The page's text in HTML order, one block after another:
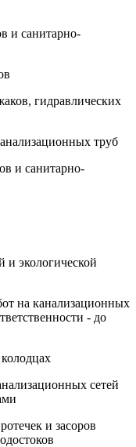
и санитарно-
гидравлических
труб
и санитарно-
и экологической
на канализационных
- до
сетей
и засоров